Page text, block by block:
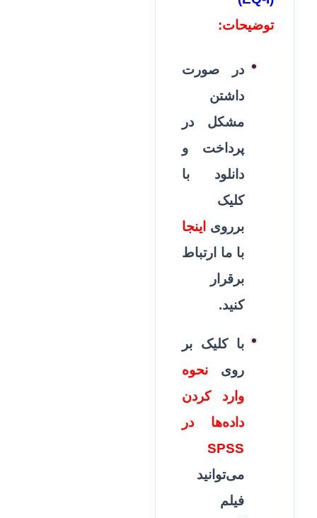
توضیحات:
در صورت
داشتن
مشکل در
پرداخت و
دانلود با
کلیک
برروی اینجا
با ما ارتباط
برقرار
کنید.
با کلیک بر
روی
نحوه
وارد کردن
داده‌ها در
SPSS
می‌توانید
فیلم